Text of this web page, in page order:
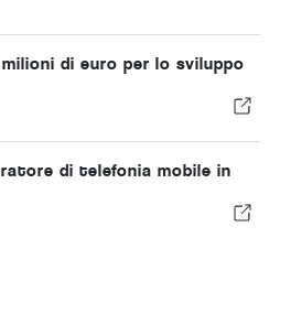
di euro per lo sviluppo
di telefonia mobile in